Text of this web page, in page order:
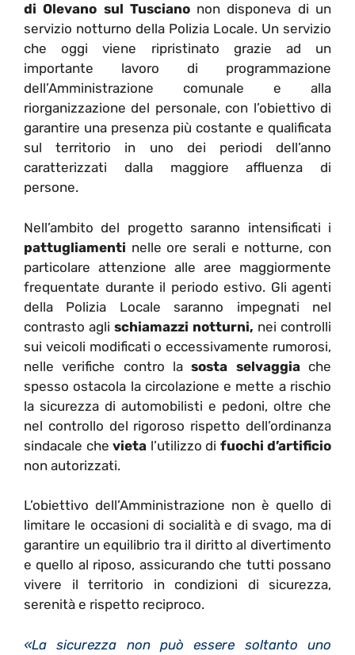
di Olevano sul Tuscianonon disponeva di un
servizio notturno della Polizia Locale. Un servizio
che oggi viene ripristinato grazie ad un
importante lavoro di programmazione
dell’Amministrazione comunale e alla
riorganizzazione del personale, con l’obiettivo di
garantire una presenza più costante e qualificata
sul territorio in uno dei periodi dell’anno
caratterizzati dalla maggiore affluenza di
persone.
Nell’ambito del progetto saranno intensificati i
pattugliamenti nelle ore serali e notturne, con
particolare attenzione alle aree maggiormente
frequentate durante il periodo estivo. Gli agenti
della Polizia Locale saranno impegnati nel
contrasto agli schiamazzi notturni, nei controlli
sui veicoli modificati o eccessivamente rumorosi,
nelle verifiche contro lasosta selvaggiache
spesso ostacola la circolazione e mette a rischio
la sicurezza di automobilisti e pedoni, oltre che
nel controllo del rigoroso rispetto dell’ordinanza
sindacale che vieta l’utilizzo di fuochi d’artificio
non autorizzati.
L’obiettivo dell’Amministrazione non è quello di
limitare le occasioni di socialità e di svago, ma di
garantire un equilibrio tra il diritto al divertimento
e quello al riposo, assicurando che tutti possano
vivere il territorio in condizioni di sicurezza,
serenità e rispetto reciproco.
«La sicurezza non può essere soltanto uno